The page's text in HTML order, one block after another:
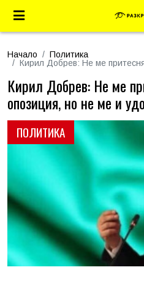
Начало
Политика
Кирил Добрев: Не ме
ПОЛИТИКА
Кирил Добрев: Не ме
опозиция, но не ме и